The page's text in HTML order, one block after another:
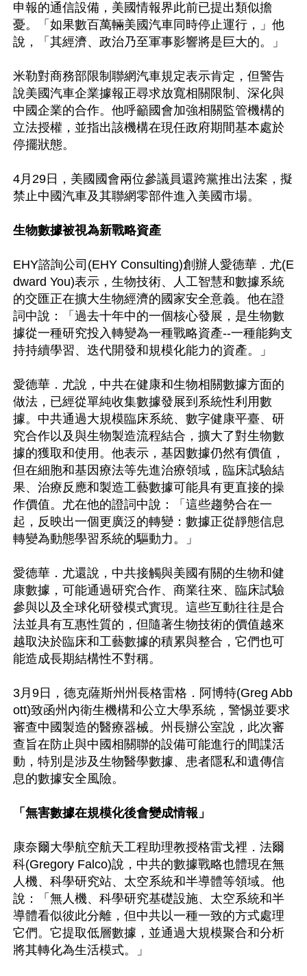
申報的通信設備，美國情報界此前已提出類似擔
憂。「如果數百萬輛美國汽車同時停止運行，」他
說，「其經濟、政治乃至軍事影響將是巨大的。」
米勒對商務部限制聯網汽車規定表示肯定，但警告
說美國汽車企業據報正尋求放寬相關限制、深化與
中國企業的合作。他呼籲國會加強相關監管機構的
立法授權，並指出該機構在現任政府期間基本處於
停擺狀態。
4月29日，美國國會兩位參議員還跨黨推出法案，擬
禁止中國汽車及其聯網零部件進入美國市場。
生物數據被視為新戰略資產
EHY諮詢公司(EHY Consulting)創辦人愛德華．尤(E
dward You)表示，生物技術、人工智慧和數據系統
的交匯正在擴大生物經濟的國家安全意義。他在證
詞中說：「過去十年中的一個核心發展，是生物數
據從一種研究投入轉變為一種戰略資產--一種能夠支
持持續學習、迭代開發和規模化能力的資產。」
愛德華．尤說，中共在健康和生物相關數據方面的
做法，已經從單純收集數據發展到系統性利用數
據。中共通過大規模臨床系統、數字健康平臺、研
究合作以及與生物製造流程結合，擴大了對生物數
據的獲取和使用。他表示，基因數據仍然有價值，
但在細胞和基因療法等先進治療領域，臨床試驗結
果、治療反應和製造工藝數據可能具有更直接的操
作價值。尤在他的證詞中說：「這些趨勢合在一
起，反映出一個更廣泛的轉變：數據正從靜態信息
轉變為動態學習系統的驅動力。」
愛德華．尤還說，中共接觸與美國有關的生物和健
康數據，可能通過研究合作、商業往來、臨床試驗
參與以及全球化研發模式實現。這些互動往往是合
法並具有互惠性質的，但隨著生物技術的價值越來
越取決於臨床和工藝數據的積累與整合，它們也可
能造成長期結構性不對稱。
3月9日，德克薩斯州州長格雷格．阿博特(Greg Abb
ott)致函州內衛生機構和公立大學系統，警惕並要求
審查中國製造的醫療器械。州長辦公室說，此次審
查旨在防止與中國相關聯的設備可能進行的間諜活
動，特別是涉及生物醫學數據、患者隱私和遺傳信
息的數據安全風險。
「無害數據在規模化後會變成情報」
康奈爾大學航空航天工程助理教授格雷戈裡．法爾
科(Gregory Falco)說，中共的數據戰略也體現在無
人機、科學研究站、太空系統和半導體等領域。他
說：「無人機、科學研究基礎設施、太空系統和半
導體看似彼此分離，但中共以一種一致的方式處理
它們。它提取低層數據，並通過大規模聚合和分析
將其轉化為生活模式。」